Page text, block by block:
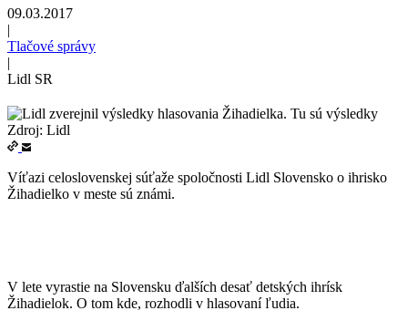
09.03.2017
|
Tlačové správy
|
Lidl SR
Zdroj: Lidl
Víťazi celoslovenskej súťaže spoločnosti Lidl Slovensko o ihrisko
Žihadielko v meste sú známi.
V lete vyrastie na Slovensku ďalších desať detských ihrísk
Žihadielok. O tom kde, rozhodli v hlasovaní ľudia.